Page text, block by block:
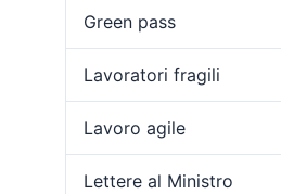
Green pass
Lavoratori fragili
Lavoro agile
Lettere al Ministro